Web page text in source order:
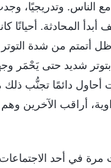
الناس. وتدريجيًا،
المحادثة. أحيانًا
أتمتم من شدة
شديد حتى يَحْمَر
دائمًا تجنُّب ذلك
أراقب الآخرين وهم
في أحد